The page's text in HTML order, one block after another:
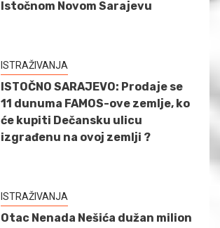
Istočnom Novom Sarajevu
ISTRAŽIVANJA
ISTOČNO SARAJEVO: Prodaje se
11 dunuma FAMOS-ove zemlje, ko
će kupiti Dečansku ulicu
izgrađenu na ovoj zemlji ?
ISTRAŽIVANJA
Otac Nenada Nešića dužan milion